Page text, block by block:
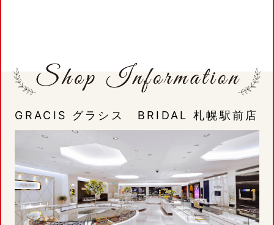
GRACIS グラシス BRIDAL 札幌駅前店